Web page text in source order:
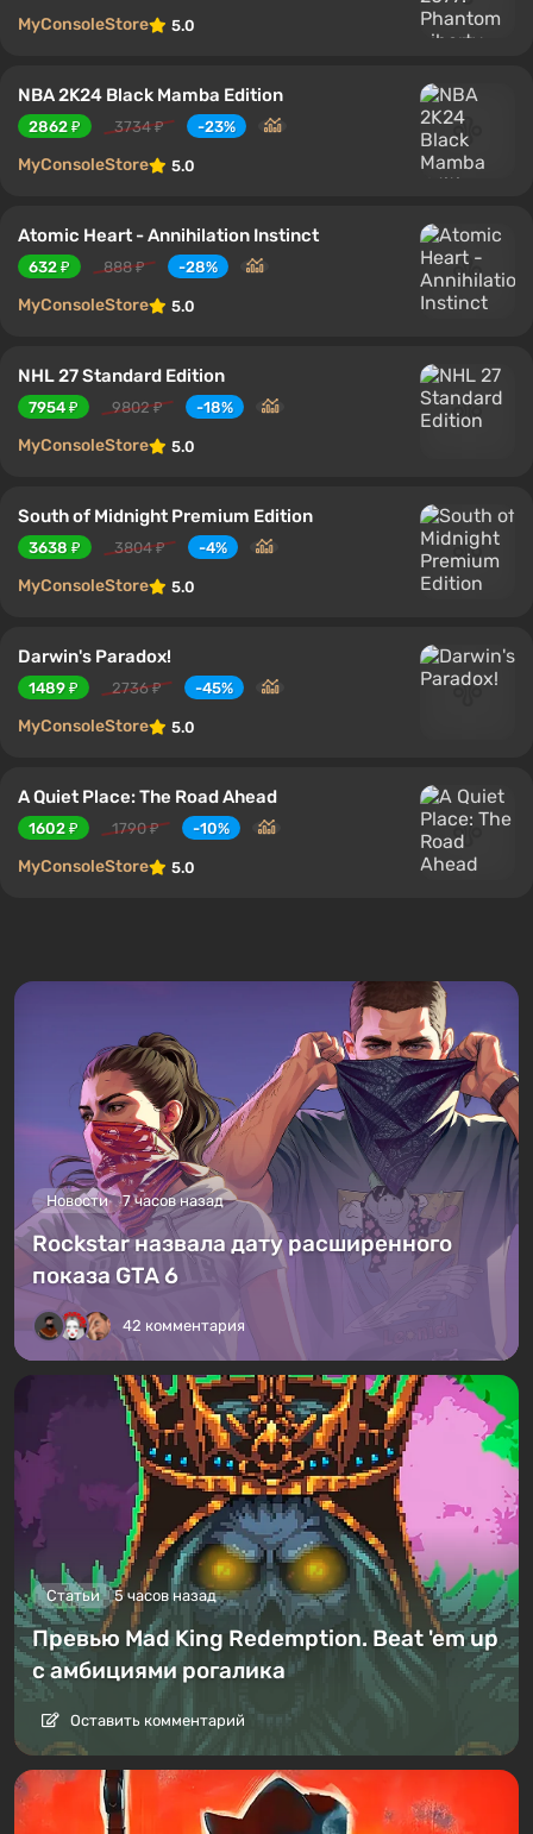
MyConsoleStore 5.0
NBA 2K24 Black Mamba Edition
2862 ₽ 3734 ₽ -23%
MyConsoleStore 5.0
Atomic Heart - Annihilation Instinct
632 ₽ 888 ₽ -28%
MyConsoleStore 5.0
NHL 27 Standard Edition
7954 ₽ 9802 ₽ -18%
MyConsoleStore 5.0
South of Midnight Premium Edition
3638 ₽ 3804 ₽ -4%
MyConsoleStore 5.0
Darwin's Paradox!
1489 ₽ 2736 ₽ -45%
MyConsoleStore 5.0
A Quiet Place: The Road Ahead
1602 ₽ 1790 ₽ -10%
MyConsoleStore 5.0
Новости 7 часов назад
Rockstar назвала дату расширенного
показа GTA 6
42 комментария
Статьи 5 часов назад
Превью Mad King Redemption. Beat 'em up
с амбициями рогалика
Оставить комментарий